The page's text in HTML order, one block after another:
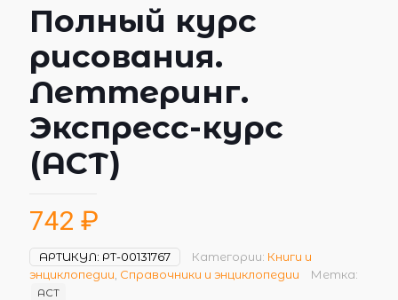
Полный курс
рисования.
Леттеринг.
Экспресс-курс
(АСТ)
742 ₽
АРТИКУЛ: РТ-00131767 Категории: Книги и
энциклопедии Справочники и энциклопедии Метка:
АСТ